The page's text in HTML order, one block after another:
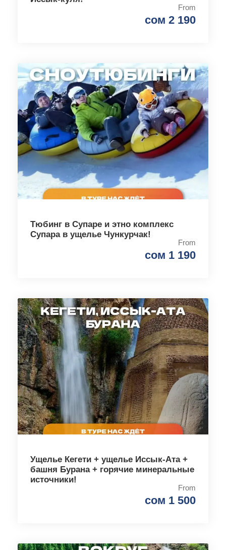
From
сом 2 190
Тюбинг в Супаре и этно комплекс
Супара в ущелье Чункурчак!
From
сом 1 190
Ущелье Кегети + ущелье Иссык-Ата +
башня Бурана + горячие минеральные
источники!
From
сом 1 500